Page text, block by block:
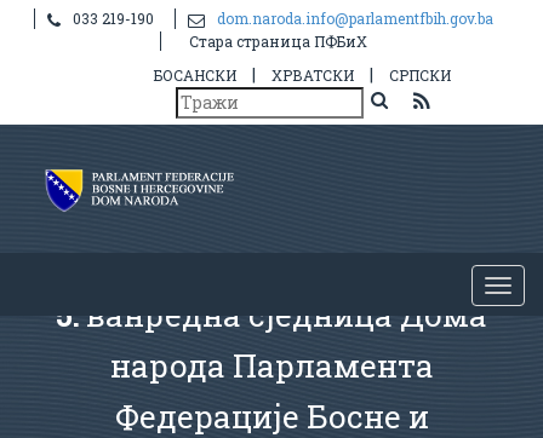
033 219-190
dom.naroda.info@parlamentfbih.gov.ba
Стара страница ПФБиХ
БОСАНСКИ
| ХРВАТСКИ | СРПСКИ
5.ванредна сједница Дома
народа Парламента
Федерације Босне и